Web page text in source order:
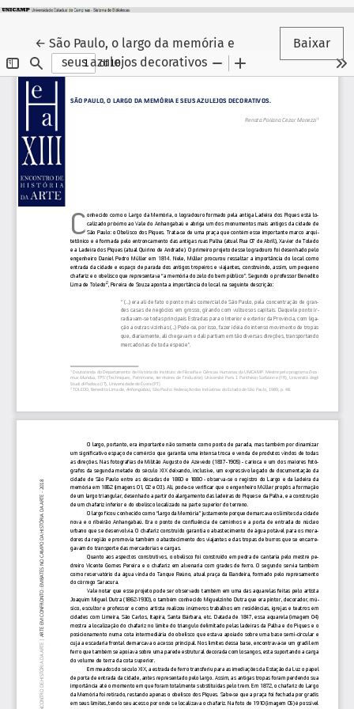
← Voltar aos Detalhes do Artigo
São Paulo, o largo da memória e
seus azulejos decorativos
Baixar